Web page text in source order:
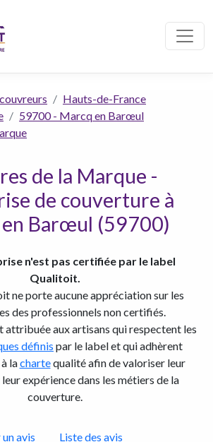
Hauts-de-France
59700 - Marcq en Barœul
de la Marque -
de couverture à
Barœul (59700)
n'est pas certifiée par le label
Qualitoit.
ne porte aucune appréciation sur les
des professionnels non certifiés.
attribuée aux artisans qui respectent les
définis par le label et qui adhèrent
lachartequalité afin de valoriser leur
expérience dans les métiers de la
couverture.
avis Liste des avis